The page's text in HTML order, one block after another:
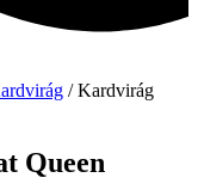
/ Kardvirág
Queen